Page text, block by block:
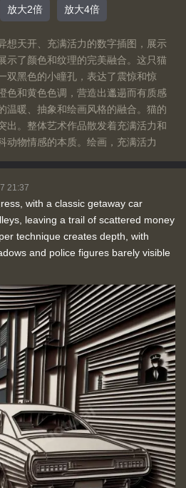
放大2倍 放大4倍
想天开、充满活力的数字插图，展示
示了颜色和纹理的完美融合。这只猫
双黑色的小瞳孔，表达了震惊和惊
色和黄色色调，营造出邋遢而有质感
温暖、抽象和绘画风格的融合。猫的
出。整体艺术作品散发着充满活力和
动物情感的本质。绘画，充满活力
21:37
with a classic getaway car
leaving a trail of scattered money
technique creates depth, with
and police figures barely visible